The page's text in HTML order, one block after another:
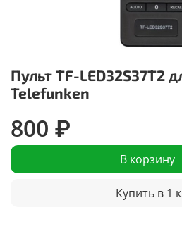
Пульт TF-LED32S37T2
Telefunken
800 ₽
В корзину
Купить в 1